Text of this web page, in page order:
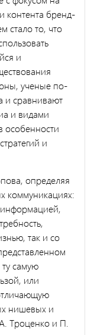
контента бренд-
стало то, что
и
ученые по-
и сравнивают
и видами
особенности
и
определяя
коммуникациях:
информацией,
так и со
самую
или
нишевых и
Троценко и П.